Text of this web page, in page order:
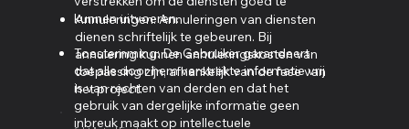
Annuleringen: Annuleringen van diensten
dienen schriftelijk te gebeuren. Bij
annulering kunnen annuleringskosten van
toepassing zijn, afhankelijk van de fase van
het project.
kunnen uitvoeren.
Toestemming: De Gebruiker garandeert
dat alle door hem verstrekte informatie vrij
is van rechten van derden en dat het
gebruik van dergelijke informatie geen
inbreuk maakt op intellectuele